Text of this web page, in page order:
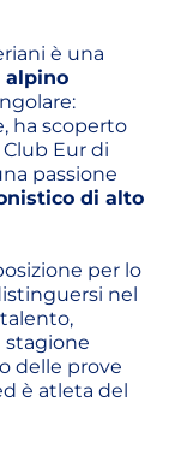
è una
alpino
ha scoperto
Club Eur di
passione
di alto
per lo
nel
stagione
delle prove
è atleta del